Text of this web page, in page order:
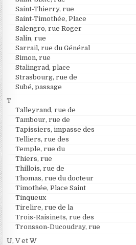
Saint-Thierry, rue
Saint-Timothée, Place
Salengro, rue Roger
Salin, rue
Sarrail, rue du Général
Simon, rue
Stalingrad, place
Strasbourg, rue de
Subé, passage
T
Talleyrand, rue de
Tambour, rue de
Tapissiers, impasse des
Telliers, rue des
Temple, rue du
Thiers, rue
Thillois, rue de
Thomas, rue du docteur
Timothée, Place Saint
Tinqueux
Tirelire, rue de la
Trois-Raisinets, rue des
Tronsson-Ducoudray, rue
U, V et W